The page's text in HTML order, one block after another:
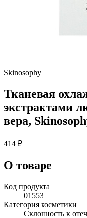
Skinosophy
Тканевая
экстрактами
вера,
414 ₽
О товаре
Код продукта
01553
Категория косметики
Склонность к